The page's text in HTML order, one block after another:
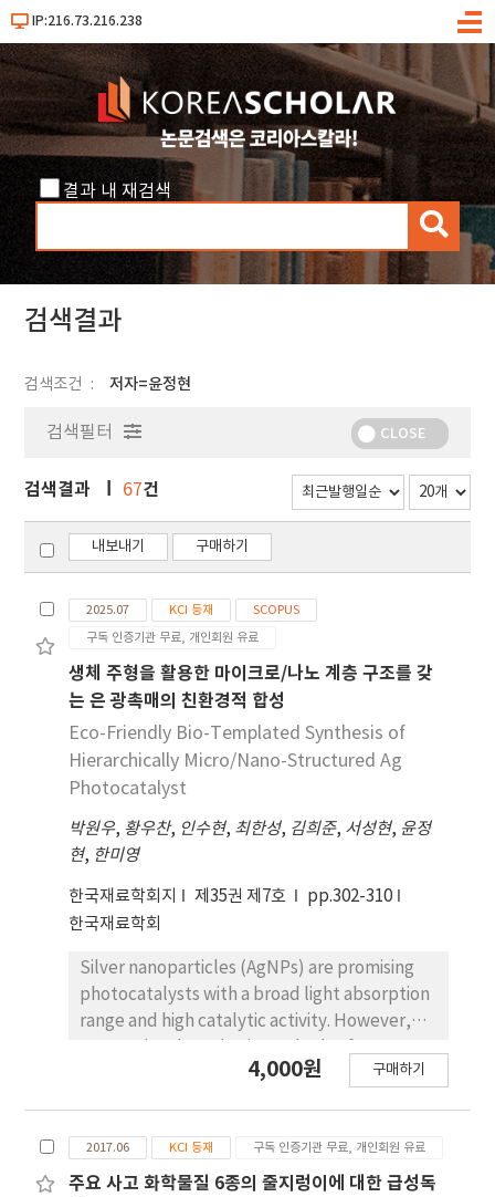
IP:216.73.216.238
메
결과 내 재검색
검
색
검색결과
검색조건 저자=윤정현
검색필터 CLOSE
검색결과 67건
내보내기 구매하기
2025.07 KCI 등재
SCOPUS
구독 인증기관 무료, 개인회원 유료
생체 주형을 활용한 마이크로/나노 계층 구조를 갖
는 은 광촉매의 친환경적 합성
Eco-Friendly Bio-Templated Synthesis of
Hierarchically Micro/Nano-Structured Ag
Photocatalyst
박원우, 황우찬, 인수현, 최한성, 김희준, 서성현, 윤정
현, 한미영
한국재료학회지 제35권 제7호
pp.302-310
한국재료학회
Silver nanoparticles (AgNPs) are promising
photocatalysts with a broad light absorption
range and high catalytic activity. However,
involve toxic chemicals, limiting their
method to synthesize hierarchical
micro/nano-structured silver (MNAg)
4,000원 구매하기
2017.06 KCI 등재 구독 인증기관 무료, 개인회원 유료
주요 사고 화학물질 6종의 줄지렁이에 대한 급성독